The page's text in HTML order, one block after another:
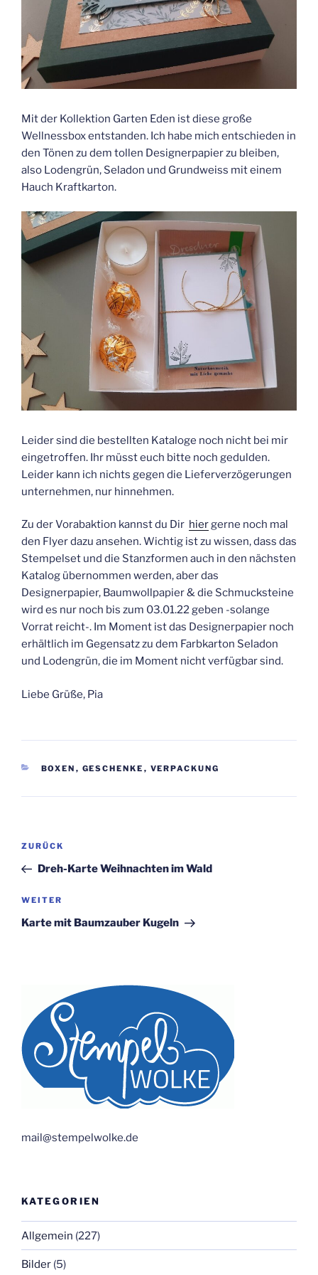
Mit der Kollektion Garten Eden ist diese große
Wellnessbox entstanden. Ich habe mich entschieden in
den Tönen zu dem tollen Designerpapier zu bleiben,
also Lodengrün, Seladon und Grundweiss mit einem
Hauch Kraftkarton.
Leider sind die bestellten Kataloge noch nicht bei mir
eingetroffen. Ihr müsst euch bitte noch gedulden.
Leider kann ich nichts gegen die Lieferverzögerungen
unternehmen, nur hinnehmen.
Zu der Vorabaktion kannst du Dir hiergerne noch mal
den Flyer dazu ansehen. Wichtig ist zu wissen, dass das
Stempelset und die Stanzformen auch in den nächsten
Katalog übernommen werden, aber das
Designerpapier, Baumwollpapier & die Schmucksteine
wird es nur noch bis zum 03.01.22 geben -solange
Vorrat reicht-. Im Moment ist das Designerpapier noch
erhältlich im Gegensatz zu dem Farbkarton Seladon
und Lodengrün, die im Moment nicht verfügbar sind.
Liebe Grüße, Pia
KATEGORIEN
BOXEN , GESCHENKE , VERPACKUNG
Beitragsnavigation
Vorheriger
Beitrag
ZURÜCK
Dreh-Karte Weihnachten im Wald
Nächster
Beitrag
WEITER
Karte mit Baumzauber Kugeln
mail@stempelwolke.de
KATEGORIEN
Allgemein (227)
Bilder (5)